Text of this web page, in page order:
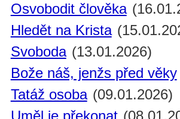
Osvobodit člověka
Hledět na Krista
Svoboda (13.01.2026)
Bože náš, jenžs před věky
Tatáž osoba (09.01.2026)